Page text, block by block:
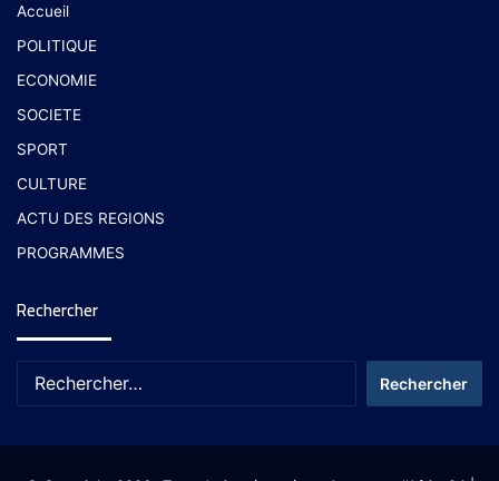
Accueil
POLITIQUE
ECONOMIE
SOCIETE
SPORT
CULTURE
ACTU DES REGIONS
PROGRAMMES
Rechercher